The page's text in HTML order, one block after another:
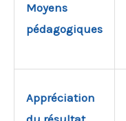
Moyens
pédagogiques
Appréciation